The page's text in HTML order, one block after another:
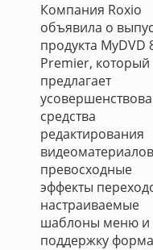
Компания Roxio
объявила о
продукта MyDVD
Premier, который
предлагает
средства
редактирования
превосходные
эффекты
настраиваемые
шаблоны меню и
поддержку